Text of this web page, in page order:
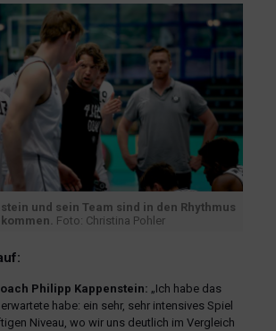
und sein Team sind in den Rhythmus
Foto: Christina Pohler
Philipp Kappenstein: „Ich habe das
habe: ein sehr, sehr intensives Spiel
Niveau, wo wir uns deutlich im Vergleich